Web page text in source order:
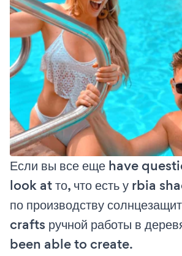
Если вы все еще have
look at то, что есть у rbia
по производству
crafts ручной работы в
been able to create.